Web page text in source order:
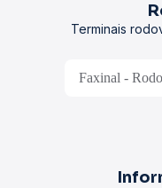
Terminais
Faxinal -